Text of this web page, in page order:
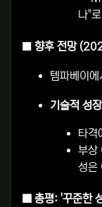
나"
■ 향후 전망
템파베이
기술적 성장
타격
부상
성은
■ 총평: '꾸준한